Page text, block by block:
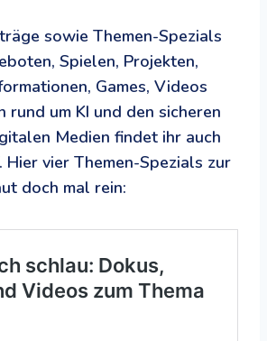
sowie Themen-Spezials
Spielen, Projekten,
Games, Videos
rund um KI und den sicheren
Medien findet ihr auch
Hier vier Themen-Spezials zur
doch mal rein: